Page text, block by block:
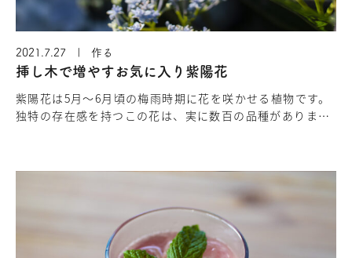
2021.7.27 | 作る
挿し木で増やすお気に入り紫陽花
紫陽花は5月〜6月頃の梅雨時期に花を咲かせる植物です。
独特の存在感を持つこの花は、実に数百の品種がありま